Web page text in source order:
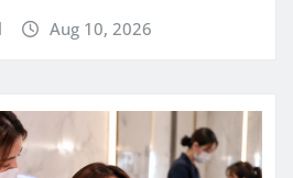
Aug 10, 2026